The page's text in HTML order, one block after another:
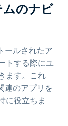
のナビ
ールされたア
トする際にユ
ます。これ
連のアプリを
に役立ちま